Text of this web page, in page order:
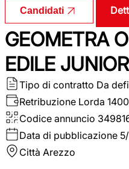
Candidati
GEOMETRA
EDILE JUNIOR
Tipo di contratto Da
Retribuzione Lorda
Codice annuncio
Data di pubblicazione
Città Arezzo